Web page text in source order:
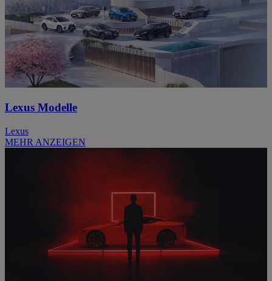
Lexus Modelle
Lexus
MEHR ANZEIGEN